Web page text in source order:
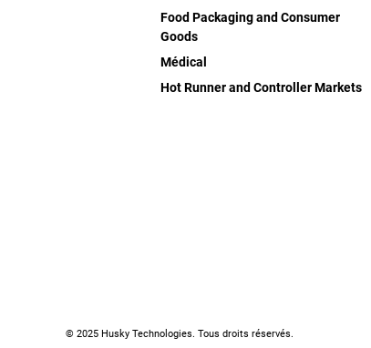
Food Packaging and Consumer
Goods
Médical
Hot Runner and Controller Markets
© 2025 Husky Technologies. Tous droits réservés.